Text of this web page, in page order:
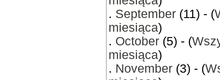
. September (11) - (
miesiąca)
. October (5) - (
miesiąca)
. November (3) - (